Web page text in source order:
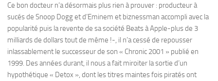
Ce bon docteur n’a désormais plus rien à prouver : producteur à
sucés de Snoop Dogg et d’Eminem et biznessman accompli avec la
popularité puis la revente de sa société Beats à Apple-plus de 3
milliards de dollars tout de même !-, il n’a cessé de repousser
inlassablement le successeur de son « Chronic 2001 » publié en
1999. Des années durant, il nous a fait miroiter la sortie d’un
hypothétique « Detox », dont les titres maintes fois piratés ont